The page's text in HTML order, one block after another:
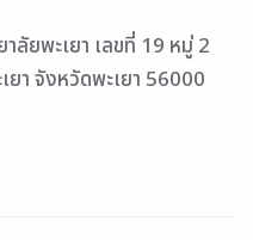
ลัยพะเยา เลขที่ 19 หมู่ 2
ยา จังหวัดพะเยา 56000